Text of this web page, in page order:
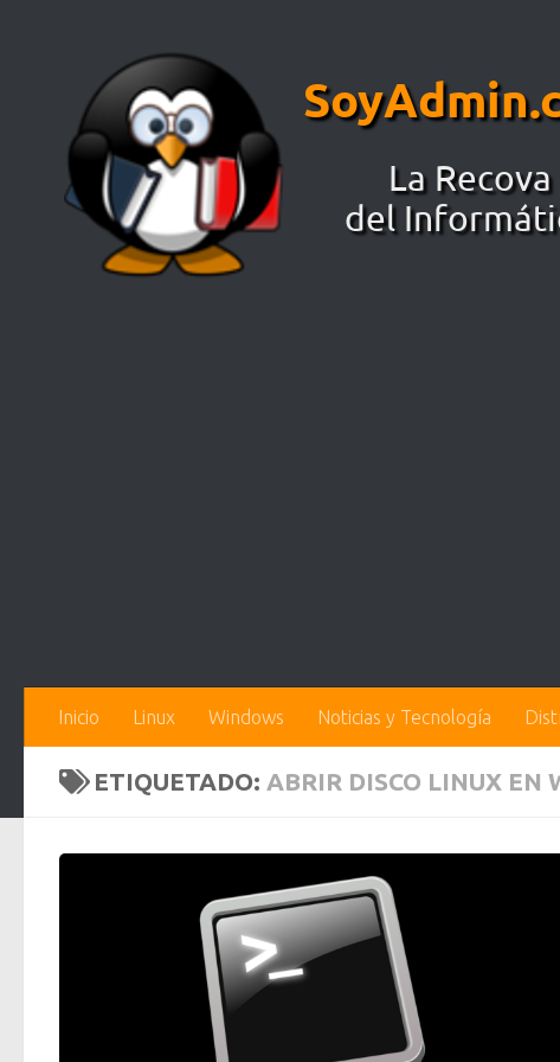
Inicio Linux Windows Noticias y Tecnología
ETIQUETADO: ABRIR DISCO LINUX EN